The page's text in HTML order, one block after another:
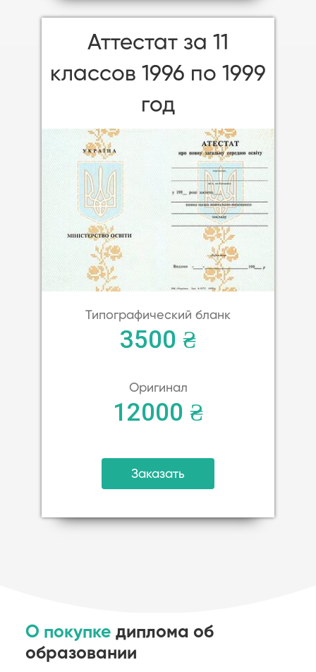
Аттестат за 11
классов 1996 по 1999
год
Типографический бланк
3500 ₴
Оригинал
12000 ₴
Заказать
О покупке диплома об
образовании